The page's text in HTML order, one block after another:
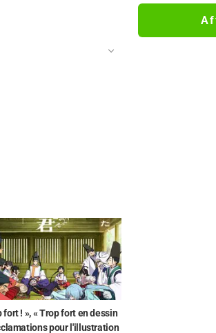
fort ! », « Trop fort en dessin
pour l'illustration